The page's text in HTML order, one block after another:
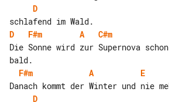
D
D
F#m A
C#m
Die Sonne wird zur Supernova schon
F#m
A
E
D